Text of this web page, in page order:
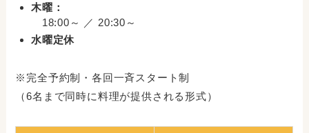
木曜：
18:00～ ／ 20:30～
水曜定休
※完全予約制・各回一斉スタート制
（6名まで同時に料理が提供される形式）